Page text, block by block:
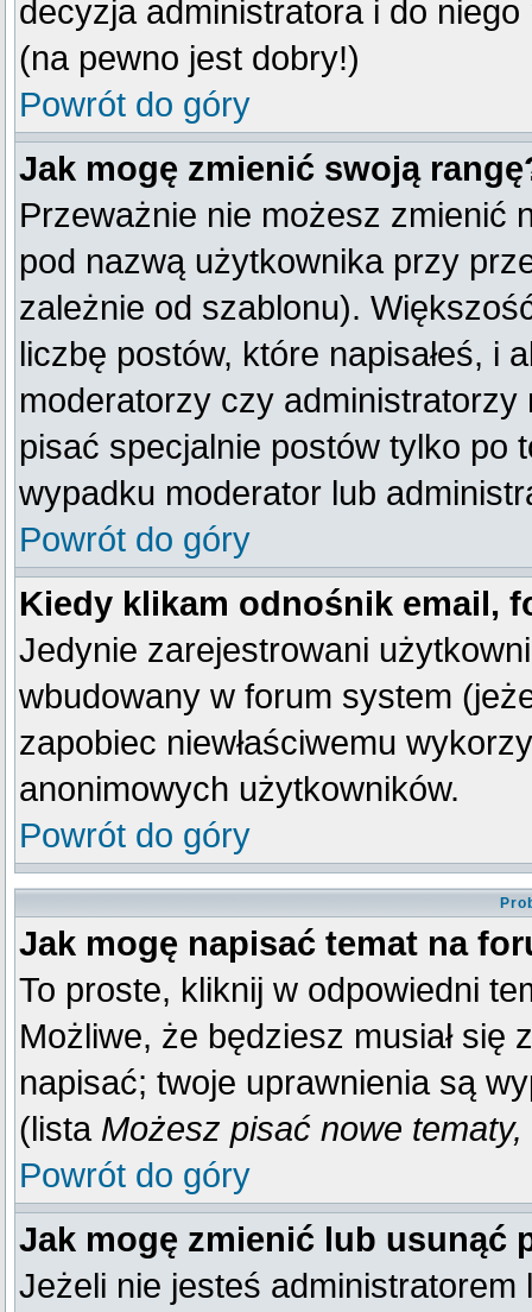
decyzja administratora i do
(na pewno jest dobry!)
Powrót do góry
Jak mogę zmienić swoją
Przeważnie nie możesz zmienić
pod nazwą użytkownika przy
zależnie od szablonu).
liczbę postów, które napisałeś, i
moderatorzy czy
pisać specjalnie postów tylko po
wypadku moderator lub
Powrót do góry
Kiedy klikam odnośnik email,
Jedynie zarejestrowani
wbudowany w forum system
zapobiec niewłaściwemu
anonimowych użytkowników.
Powrót do góry
Jak mogę napisać temat na
To proste, kliknij w odpowiedni
Możliwe, że będziesz musiał się
napisać; twoje uprawnienia są
(lista Możesz pisać nowe
Powrót do góry
Jak mogę zmienić lub usunąć
Jeżeli nie jesteś